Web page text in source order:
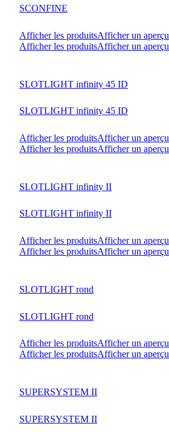
SCONFINE
Afficher les produitsAfficher un aperçu
Afficher les produitsAfficher un aperçu
SLOTLIGHT infinity 45 ID
SLOTLIGHT infinity 45 ID
Afficher les produitsAfficher un aperçu
Afficher les produitsAfficher un aperçu
SLOTLIGHT infinity II
SLOTLIGHT infinity II
Afficher les produitsAfficher un aperçu
Afficher les produitsAfficher un aperçu
SLOTLIGHT rond
SLOTLIGHT rond
Afficher les produitsAfficher un aperçu
Afficher les produitsAfficher un aperçu
SUPERSYSTEM II
SUPERSYSTEM II